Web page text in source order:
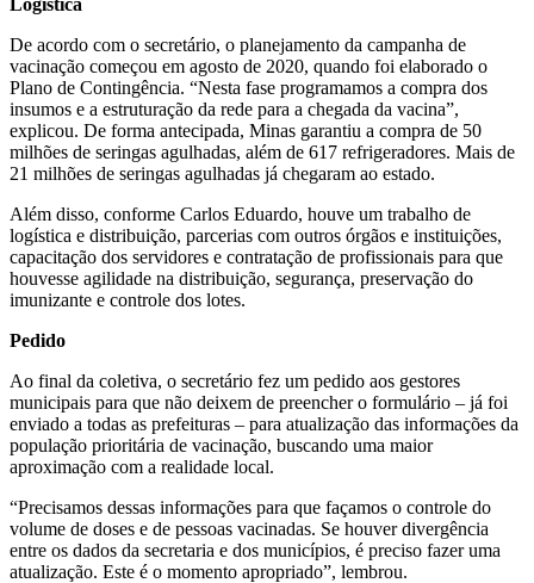
De acordo com o secretário, o planejamento da campanha de
vacinação começou em agosto de 2020, quando foi elaborado o
Plano de Contingência. “Nesta fase programamos a compra dos
insumos e a estruturação da rede para a chegada da vacina”,
explicou. De forma antecipada, Minas garantiu a compra de 50
milhões de seringas agulhadas, além de 617 refrigeradores. Mais de
21 milhões de seringas agulhadas já chegaram ao estado.
Além disso, conforme Carlos Eduardo, houve um trabalho de
logística e distribuição, parcerias com outros órgãos e instituições,
capacitação dos servidores e contratação de profissionais para que
houvesse agilidade na distribuição, segurança, preservação do
imunizante e controle dos lotes.
Pedido
Ao final da coletiva, o secretário fez um pedido aos gestores
municipais para que não deixem de preencher o formulário – já foi
enviado a todas as prefeituras – para atualização das informações da
população prioritária de vacinação, buscando uma maior
aproximação com a realidade local.
“Precisamos dessas informações para que façamos o controle do
volume de doses e de pessoas vacinadas. Se houver divergência
entre os dados da secretaria e dos municípios, é preciso fazer uma
atualização. Este é o momento apropriado”, lembrou.